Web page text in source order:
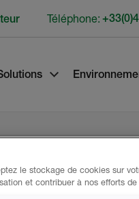
Téléphone:
le stockage de cookies sur
et contribuer à nos efforts